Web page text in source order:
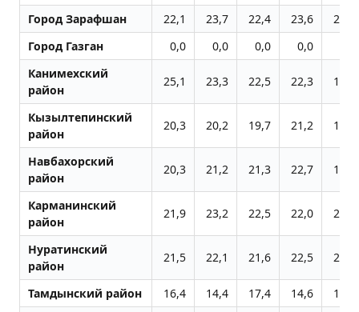
Город Заpафшан
22,1 23,7 22,4 23,6
22,6
Город Газган
0,0 0,0 0,0 0,0
Канимехский
район
25,1 23,3 22,5 22,3 19,5
Кызылтепинский
район
20,3 20,2 19,7 21,2 19,5
Навбахорский
район
20,3 21,2 21,3 22,7 18,8
Карманинский
район
21,9 23,2 22,5 22,0 21,2
Нуратинский
район
21,5 22,1 21,6 22,5 22,4
Тамдынский район 16,4 14,4 17,4 14,6
15,1